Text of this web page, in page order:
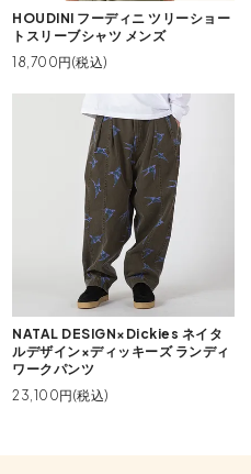
HOUDINI フーディニ ツリーショー
トスリーブシャツ メンズ
18,700円(税込)
NATAL DESIGN×Dickies ネイタ
ルデザイン×ディッキーズ ランディ
ワークパンツ
23,100円(税込)